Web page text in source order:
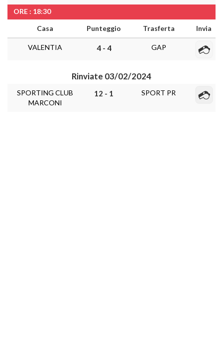
ORE : 18:30
Casa
Punteggio Trasferta Invia
VALENTIA 4 - 4 GAP
Rinviate 03/02/2024
SPORTING CLUB
MARCONI
12 - 1 SPORT PR